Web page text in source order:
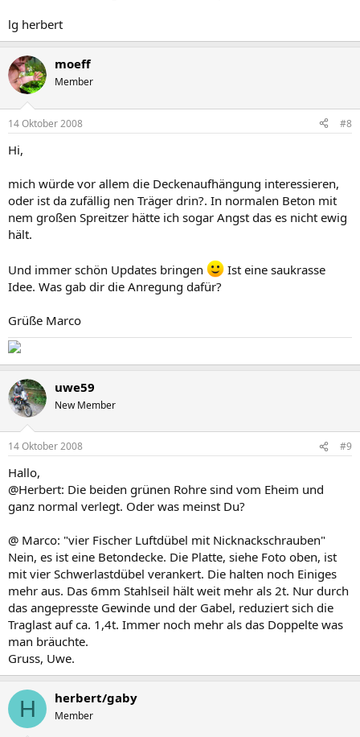
lg herbert
moeff
Member
14 Oktober 2008 #8
Hi,
mich würde vor allem die Deckenaufhängung interessieren,
oder ist da zufällig nen Träger drin?. In normalen Beton mit
nem großen Spreitzer hätte ich sogar Angst das es nicht ewig
hält.
Und immer schön Updates bringen
Ist eine saukrasse
Idee. Was gab dir die Anregung dafür?
Grüße Marco
uwe59
New Member
14 Oktober 2008 #9
Hallo,
@Herbert: Die beiden grünen Rohre sind vom Eheim und
ganz normal verlegt. Oder was meinst Du?
@ Marco: "vier Fischer Luftdübel mit Nicknackschrauben"
Nein, es ist eine Betondecke. Die Platte, siehe Foto oben, ist
mit vier Schwerlastdübel verankert. Die halten noch Einiges
mehr aus. Das 6mm Stahlseil hält weit mehr als 2t. Nur durch
das angepresste Gewinde und der Gabel, reduziert sich die
Traglast auf ca. 1,4t. Immer noch mehr als das Doppelte was
man bräuchte.
Gruss, Uwe.
H herbert/gaby
Member